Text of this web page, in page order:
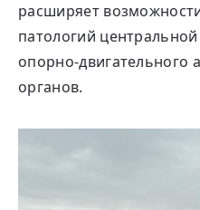
расширяет
патологий
опорно-двигательного
органов.